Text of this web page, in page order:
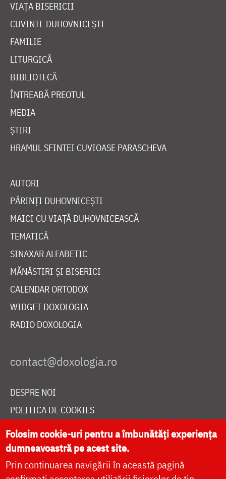
VIAȚA BISERICII
CUVINTE DUHOVNICEȘTI
FAMILIE
LITURGICĂ
BIBLIOTECĂ
ÎNTREABĂ PREOTUL
MEDIA
ȘTIRI
HRAMUL SFINTEI CUVIOASE PARASCHEVA
AUTORI
PĂRINȚI DUHOVNICEȘTI
MAICI CU VIAȚĂ DUHOVNICEASCĂ
TEMATICĂ
SINAXAR ALFABETIC
MĂNĂSTIRI ȘI BISERICI
CALENDAR ORTODOX
WIDGET DOXOLOGIA
RADIO DOXOLOGIA
DESPRE NOI
POLITICA DE COOKIES
DONEAZĂ ONLINE PENTRU CATEDRALA NAȚIONALĂ
LIVE
Folosim cookie-uri pentru a îmbunătăți experiența
dumneavoastră pe acest site.
Prin continuarea navigării în această pagină